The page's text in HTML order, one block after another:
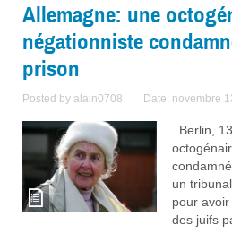
Allemagne: une
négationniste
prison
Posted byalain0708 Date: novembre
Berlin,
un
pour
des juifs